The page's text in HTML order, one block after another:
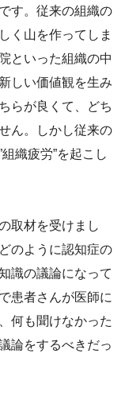
す。従来の組織の
く山を作ってしま
といった組織の中
しい価値観を生み
らが良くて、どち
ん。しかし従来の
織疲労”を起こし
取材を受けまし
のように認知症の
識の議論になって
患者さんが医師に
何も聞けなかった
論をするべきだっ